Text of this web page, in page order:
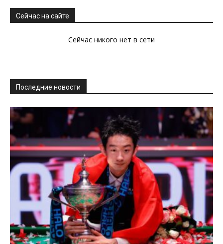
Сейчас на сайте
Сейчас никого нет в сети
Последние новости